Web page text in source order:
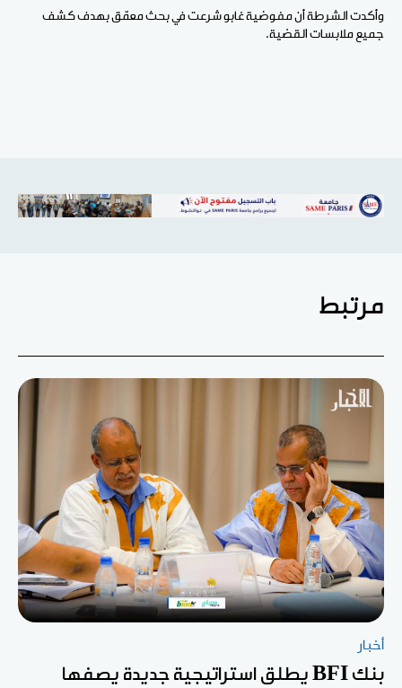
وأكدت الشرطة أن مفوضية غابو شرعت في بحث معمّق بهدف كشف
جميع ملابسات القضية.
مرتبط
أخبار
بنك BFI يطلق استراتيجية جديدة يصفها